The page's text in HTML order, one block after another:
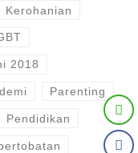
Kerohanian
2018
Parenting
Pendidikan